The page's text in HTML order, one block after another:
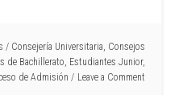
/ Consejería Universitaria, Consejos
de Bachillerato, Estudiantes Junior,
de Admisión Leave a Comment